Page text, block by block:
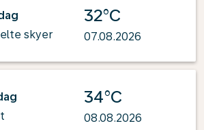
skyer
32°C
07.08.2026
34°C
08.08.2026